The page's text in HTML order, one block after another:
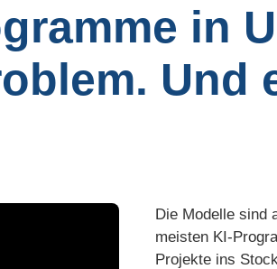
in
Und
Die Modelle sind
meisten KI-
Projekte ins